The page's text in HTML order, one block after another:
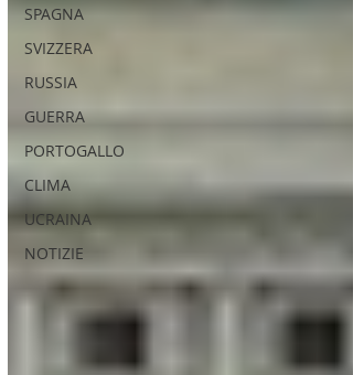
SPAGNA
SVIZZERA
RUSSIA
GUERRA
PORTOGALLO
CLIMA
UCRAINA
NOTIZIE